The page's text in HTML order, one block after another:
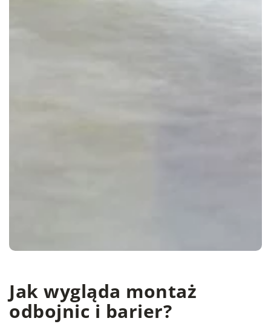
Jak wygląda montaż
odbojnic i barier?